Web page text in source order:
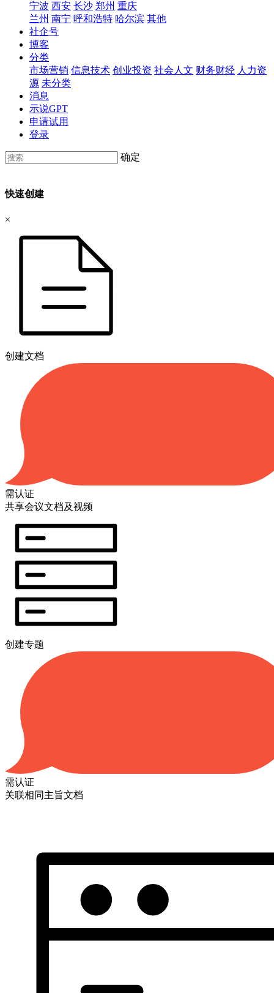
宁波 西安 长沙 郑州 重庆
兰州 南宁 呼和浩特 哈尔滨 其他
社企号
博客
分类
市场营销 信息技术 创业投资 社会人文 财务财经 人力资
源 未分类
消息
示说GPT
申请试用
登录
确定
快速创建
×
创建文档
需认证
共享会议文档及视频
创建专题
需认证
关联相同主旨文档